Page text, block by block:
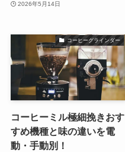
2026年5月14日
コーヒーグラインダー
コーヒーミル極細挽きおす
すめ機種と味の違いを電
動・手動別！